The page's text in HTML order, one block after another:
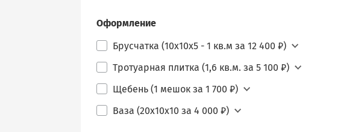
Оформление
Брусчатка (10х10х5 - 1 кв.м за 12 400 ₽)
Тротуарная плитка (1,6 кв.м. за 5 100 ₽)
Щебень (1 мешок за 1 700 ₽)
Ваза (20х10х10 за 4 000 ₽)